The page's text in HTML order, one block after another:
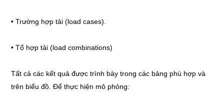
• Trường hợp tải (load cases).
• Tổ hợp tải (load combinations)
Tất cả các kết quả được trình bày trong các bảng phù hợp và
trên biểu đồ. Để thực hiện mô phỏng: